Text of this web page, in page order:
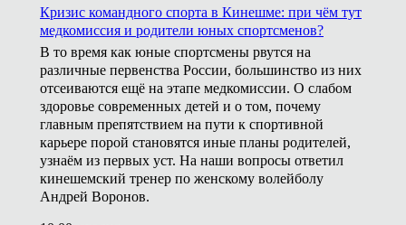
Кризис командного спорта в Кинешме: при чём тут
медкомиссия и родители юных спортсменов?
В то время как юные спортсмены рвутся на
различные первенства России, большинство из них
отсеиваются ещё на этапе медкомиссии. О слабом
здоровье современных детей и о том, почему
главным препятствием на пути к спортивной
карьере порой становятся иные планы родителей,
узнаём из первых уст. На наши вопросы ответил
кинешемский тренер по женскому волейболу
Андрей Воронов.